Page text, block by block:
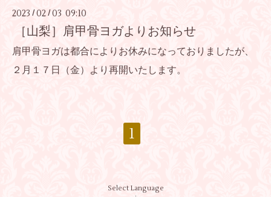
2023 / 02 /03 09:10
［山梨］肩甲骨ヨガよりお知らせ
肩甲骨ヨガは都合によりお休みになっておりましたが、
２月１７日（金）より再開いたします。
1
Select Language